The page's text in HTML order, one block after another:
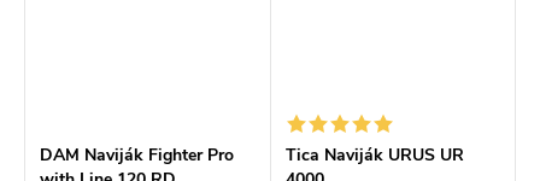
DAM Naviják Fighter Pro
Tica Naviják URUS UR